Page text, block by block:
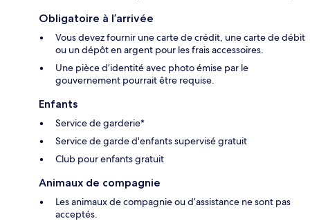
Obligatoire à l’arrivée
Vous devez fournir une carte de crédit, une carte de débit
ou un dépôt en argent pour les frais accessoires.
Une pièce d’identité avec photo émise par le
gouvernement pourrait être requise.
Enfants
Service de garderie*
Service de garde d'enfants supervisé gratuit
Club pour enfants gratuit
Animaux de compagnie
Les animaux de compagnie ou d’assistance ne sont pas
acceptés.